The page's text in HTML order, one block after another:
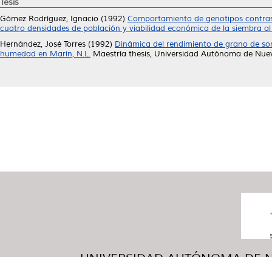
Tesis
Gómez Rodríguez, Ignacio (1992) Comportamiento de genotipos
cuatro densidades de población y viabilidad económica de la siembra
Hernández, José Torres (1992) Dinámica del rendimiento de grano de
humedad en Marín, N.L. Maestría thesis, Universidad Autónoma de